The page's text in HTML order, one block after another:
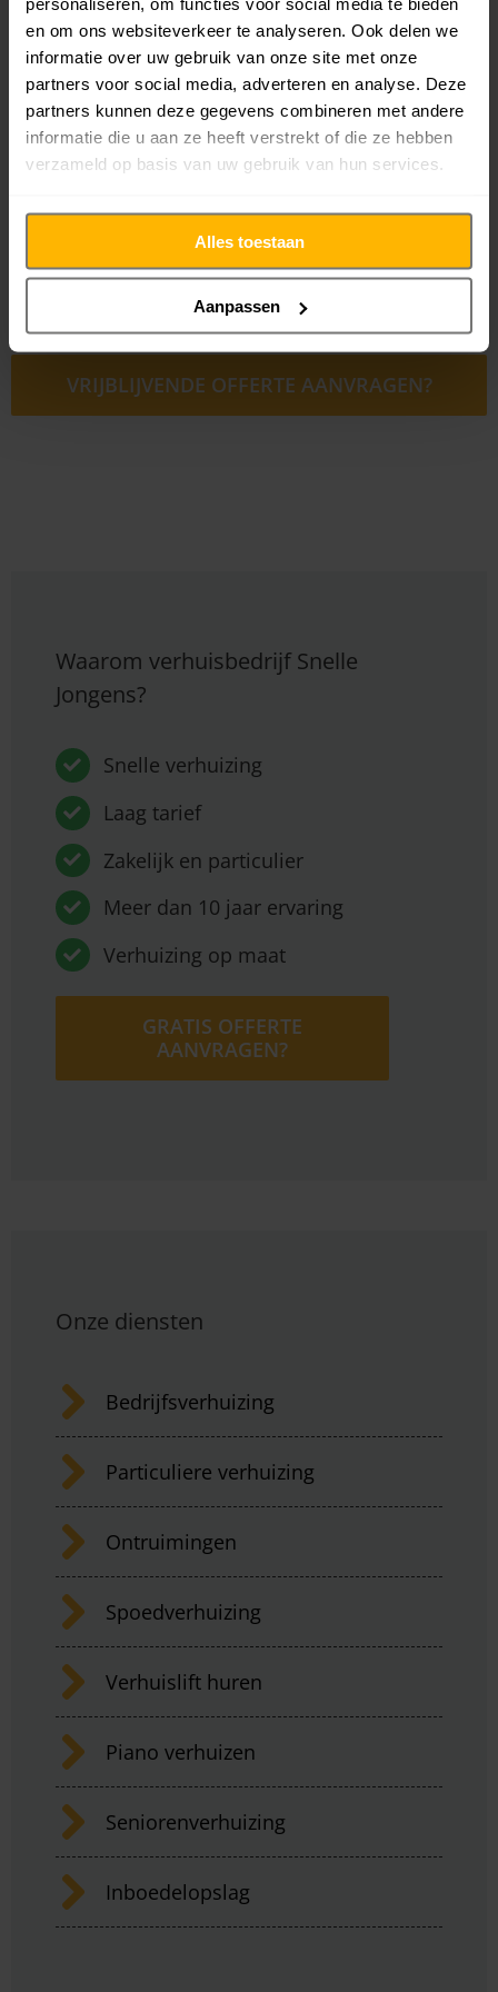
en om ons websiteverkeer te analyseren. Ook delen we
informatie over uw gebruik van onze site met onze
partners voor social media, adverteren en analyse. Deze
partners kunnen deze gegevens combineren met andere
informatie die u aan ze heeft verstrekt of die ze hebben
verzameld op basis van uw gebruik van hun services.
Alles toestaan
Aanpassen
een snelle verhuizing in Hoorn
Ga je binnenkort van of naar Hoorn verhuizen en zoek je
professionele hulp? Dan is Verhuisbedrijf Snelle Jongens
de ideale oplossing. Neem meteen telefonisch of per
mail contact met ons op voor meer informatie. Onze
betekenen en samen zoeken we naar een gepaste
oplossing voor jouw verhuizing. We zorgen ook meteen
voor een vrijblijvende offerte die volledig op jouw
wensen en eisen afgestemd is.
VRIJBLIJVENDE OFFERTE AANVRAGEN?
Waarom verhuisbedrijf Snelle
Jongens?
Snelle verhuizing
Laag tarief
Zakelijk en particulier
Meer dan 10 jaar ervaring
Verhuizing op maat
GRATIS OFFERTE
AANVRAGEN?
Onze diensten
Bedrijfsverhuizing
Particuliere verhuizing
Ontruimingen
Spoedverhuizing
Verhuislift huren
Piano verhuizen
Seniorenverhuizing
Inboedelopslag